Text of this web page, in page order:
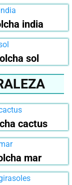
india
sol
cactus
mar